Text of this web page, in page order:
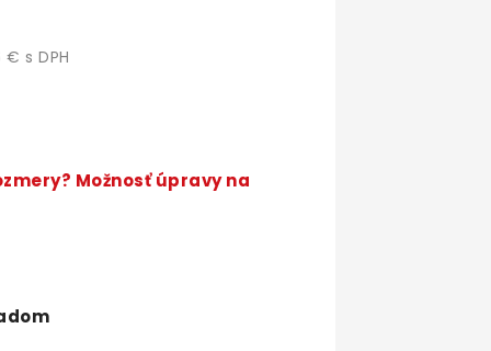
s DPH
Možnosť úpravy na